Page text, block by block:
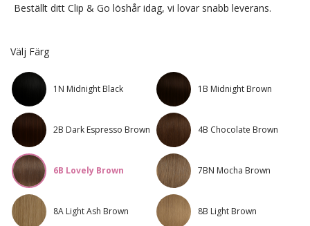
Beställt ditt Clip & Go löshår idag, vi lovar snabb leverans.
Välj Färg
1N Midnight Black 1B Midnight Brown
2B Dark Espresso Brown 4B Chocolate Brown
6B Lovely Brown 7BN Mocha Brown
8A Light Ash Brown 8B Light Brown